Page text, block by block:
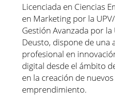
Licenciada en Ciencias
en Marketing por la
Gestión Avanzada por
Deusto, dispone de una
profesional en
digital desde el ámbito
en la creación de
emprendimiento.